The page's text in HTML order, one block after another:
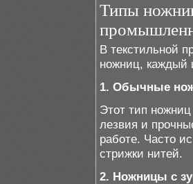
Типы
В текстильной
ножниц, каждый
1. Обычные
Этот тип
лезвия и
работе. Часто
стрижки нитей.
2. Ножницы с